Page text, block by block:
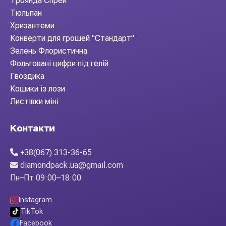
Тюльпан
Хризантеми
Конверти для грошей "Стандарт"
Зелень Флористична
Фольговані цифри під гелій
Гвоздика
Кошики із лози
Листівки міні
Контакти
+38(067) 313-36-65
diamondpack.ua@gmail.com
Пн–Пт 09:00–18:00
Instagram
TikTok
Facebook